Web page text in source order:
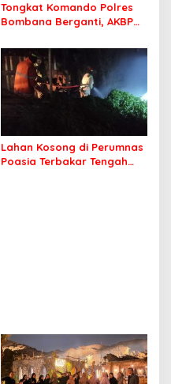
Tongkat Komando Polres
Bombana Berganti, AKBP
Kepolisian Bombana
Lahan Kosong di Perumnas
Poasia Terbakar Tengah